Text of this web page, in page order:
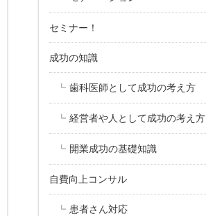
セミナー！
成功の知識
歯科医師として成功の考え方
経営者や人として成功の考え方
開業成功の基礎知識
自費向上コンサル
患者さん対応